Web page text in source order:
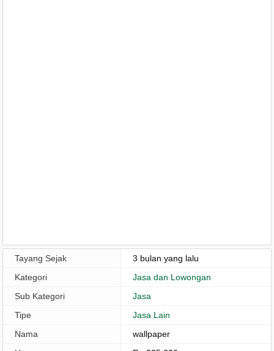
Tayang Sejak
3 bulan yang lalu
Kategori
Jasa dan Lowongan
Sub Kategori
Jasa
Tipe
Jasa Lain
Nama
wallpaper